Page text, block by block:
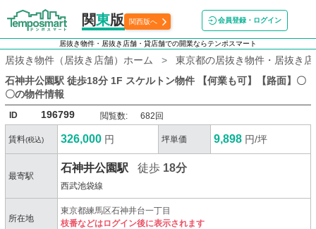
関東版 関西版へ 会員登録・ログイン
居抜き物件・居抜き店舗・貸店舗での開業ならテンポスマート
居抜き物件（居抜き店舗）ホーム
東京都の居抜き物件・居抜き
石神井公園駅 徒歩18分 1F スケルトン物件 【何業も可】【路面】〇
〇の物件情報
ID 196799 閲覧数: 682回
賃料(税込) 326,000 円 坪単価 9,898 円/坪
最寄駅
石神井公園駅 徒歩 18分
西武池袋線
所在地
東京都練馬区石神井台一丁目
枝番などはログイン後に表示されます